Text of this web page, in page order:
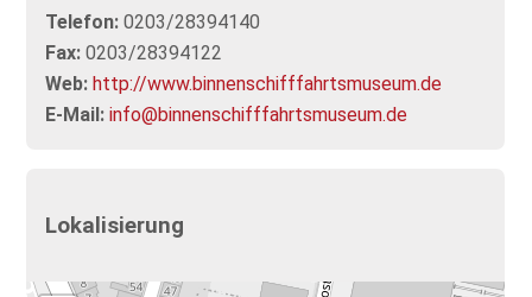
Telefon: 0203/28394140
Fax: 0203/28394122
Web: http://www.binnenschifffahrtsmuseum.de
E-Mail: info@binnenschifffahrtsmuseum.de
Lokalisierung